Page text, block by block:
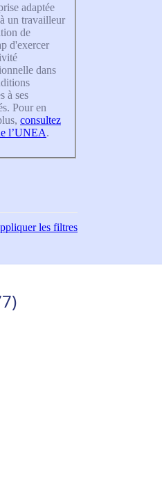
adaptée
un travailleur
de
d'exercer
dans
à ses
Pour en
consultez
l’UNEA.
les filtres